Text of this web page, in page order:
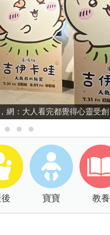
網：大人看完都覺得心靈受創
寶寶 教養